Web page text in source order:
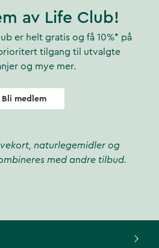
av Life Club!
er helt gratis og få 10%* på
tilgang til utvalgte
og mye mer.
Bli medlem
naturlegemidler og
med andre tilbud.